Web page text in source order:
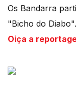
Os Bandarra
"Bicho do Diabo".
Oiça a